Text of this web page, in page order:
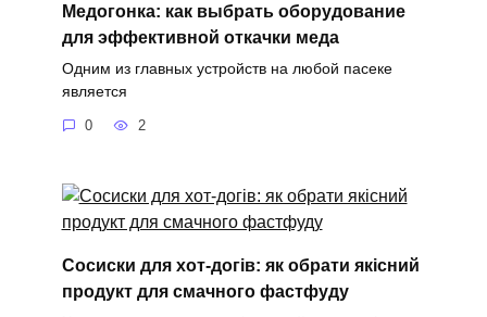
Медогонка: как выбрать оборудование
для эффективной откачки меда
Одним из главных устройств на любой пасеке
является
0 2
Сосиски для хот-догів: як обрати якісний
продукт для смачного фастфуду